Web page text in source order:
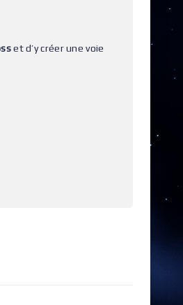
et d’y créer une voie